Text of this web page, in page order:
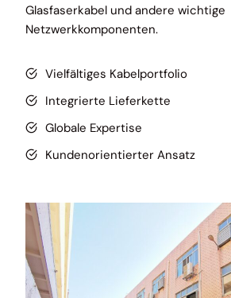
Glasfaserkabel und andere wichtige
Netzwerkkomponenten.
Vielfältiges Kabelportfolio
Integrierte Lieferkette
Globale Expertise
Kundenorientierter Ansatz